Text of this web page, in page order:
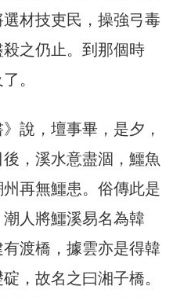
材技吏民，操強弓毒
之仍止。到那個時
。
說，壇事畢，是夕，
，溪水意盡涸，鱷魚
再無鱷患。俗傳此是
人將鱷溪易名為韓
渡橋，據雲亦是得韓
，故名之曰湘子橋。